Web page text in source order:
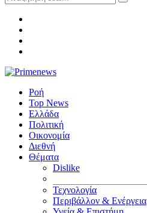
Ροή
Top News
Ελλάδα
Πολιτική
Οικονομία
Διεθνή
Θέματα
Dislike
Τεχνολογία
Περιβάλλον & Ενέργεια